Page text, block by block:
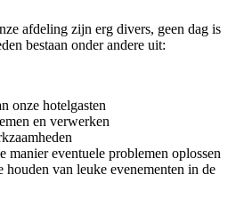
afdeling zijn erg divers, geen dag is
bestaan onder andere uit:
onze hotelgasten
en verwerken
manier eventuele problemen oplossen
houden van leuke evenementen in de